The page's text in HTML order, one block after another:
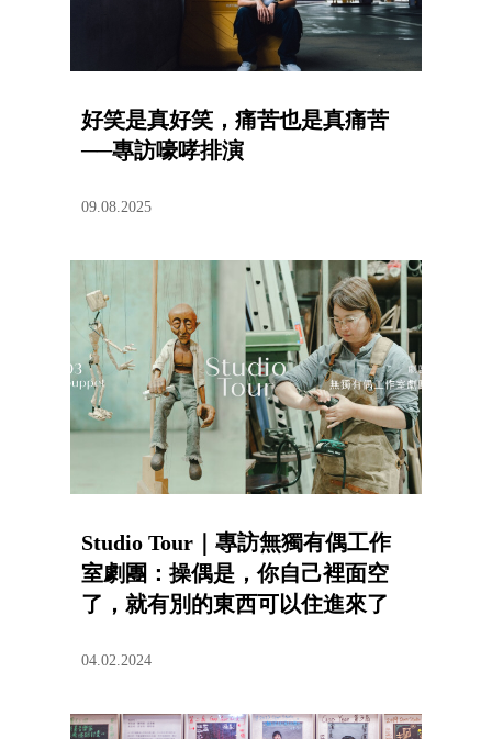
好笑是真好笑，痛苦也是真痛苦
──專訪嚎哮排演
09.08.2025
Studio Tour｜專訪無獨有偶工作
室劇團：操偶是，你自己裡面空
了，就有別的東西可以住進來了
04.02.2024